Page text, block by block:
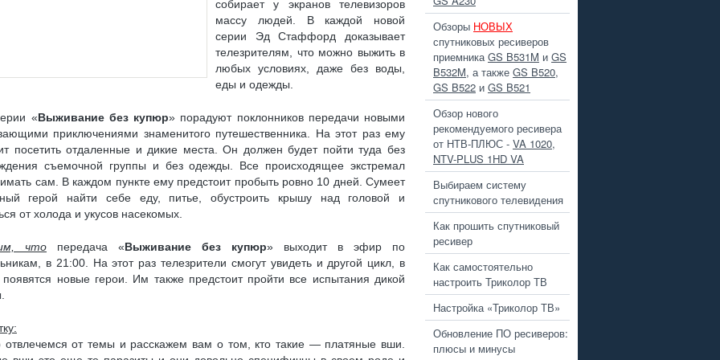
W7 (36.0° В. Д.) ВЫБОР КОМПЛЕКТА С РЕСИВЕРОМ «ТРИКОЛОР»
ИЗОБРАЖЕНИЕ ОНЛАЙН РЕГИСТРАЦИЯ МОДУЛЯ CI+ И КАРТЫ НТВ ПЛЮС
РЕСИВЕРОМ (СТАНДАРТ DVB-S/S2)
РЫБАЛКИ, НАСТРОЙКА СПУТНИКОВОЙ РЫБАЛКИ
СПУТНИКОВЫЕ ПРОВАЙДЕРЫ ПОЧЕМУ У РЕСИВЕРОВ ДВА КОНВЕРТЕРНЫХ РАЗЪЕМА ?
CI+ ДЛЯ ПРОСМОТРА ТРИКОЛОР ТВ НА ТЕЛЕВИЗОРЕ С DVB-S2
ТВ КАК ПЕРЕВЕСТИ 3G(4G)-МОДЕМ В РЕЖИМ «ТОЛЬКО МОДЕМ»
ПИТАНИЯ USB-COM (RS-232) ПЕРЕХОДНИК: ДЕЛАЕМ САМОСТОЯТЕЛЬНО
ТРИКОЛОР ТВ НА РЕСИВЕРАХ GS E501/GS C591, GS U510, GS U210, GS B210, GS B211
«OTAU TV»
ЛИЧНОЙ БЕЗОПАСНОСТИ ОБЛАДАТЕЛЕЙ ТЕЛЕВИЗОРОВ
собирает у экранов телевизоров
массу людей. В каждой новой
серии Эд Стаффорд доказывает
телезрителям, что можно выжить в
любых условиях, даже без воды,
еды и одежды.
«Выживание без купюр» порадуют поклонников передачи новыми
приключениями знаменитого путешественника. На этот раз ему
посетить отдаленные и дикие места. Он должен будет пойти туда без
съемочной группы и без одежды. Все происходящее экстремал
сам. В каждом пункте ему предстоит пробыть ровно 10 дней. Сумеет
герой найти себе еду, питье, обустроить крышу над головой и
от холода и укусов насекомых.
что передача «Выживание без купюр» выходит в эфир по
в 21:00. На этот раз телезрители смогут увидеть и другой цикл, в
появятся новые герои. Им также предстоит пройти все испытания дикой
отвлечемся от темы и расскажем вам о том, кто такие — платяные вши.
Обзоры НОВЫХ
спутниковых ресиверов
приемникаGS B531M и GS
B532M, а также GS B520,
GS B522 и GS B521
Обзор нового
рекомендуемого ресивера
от НТВ-ПЛЮС - VA 1020,
NTV-PLUS 1HD VA
Выбираем систему
спутникового телевидения
Как прошить спутниковый
ресивер
Как самостоятельно
настроить Триколор ТВ
Настройка «Триколор ТВ»
Обновление ПО ресиверов:
плюсы и минусы